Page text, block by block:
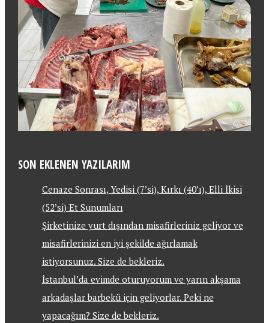
SON EKLENEN YAZILARIM
Cenaze Sonrası, Yedisi (7’si), Kırkı (40’ı), Elli İkisi
(52’si) Et Sunumları
Şirketinize yurt dışından misafirleriniz geliyor ve
misafirlerinizi en iyi şekilde ağırlamak
istiyorsunuz. Size de bekleriz.
İstanbul’da evimde oturuyorum ve yarın akşama
arkadaşlar barbekü için geliyorlar. Peki ne
yapacağım? Size de bekleriz.